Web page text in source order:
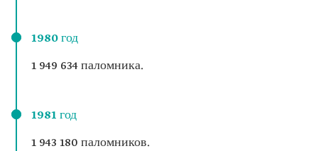
1980 год
1 949 634 паломника.
1981 год
1 943 180 паломников.